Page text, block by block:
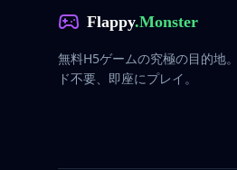
Flappy.Monster
無料H5ゲームの究極の目的地
ド不要、即座にプレイ。